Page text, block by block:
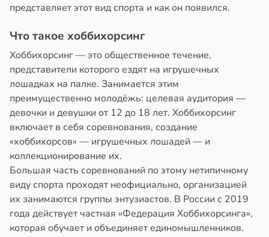
представляет этот вид спорта и как он появился.
Что такое хоббихорсинг
Хоббихорсинг — это общественное течение,
представители которого ездят на игрушечных
лошадках на палке. Занимается этим
преимущественно молодёжь: целевая аудитория —
девочки и девушки от 12 до 18 лет. Хоббихорсинг
включает в себя соревнования, создание
«хоббихорсов» — игрушечных лошадей — и
коллекционирование их.
Большая часть соревнований по этому нетипичному
виду спорта проходят неофициально, организацией
их занимаются группы энтузиастов. В России с 2019
года действует частная «Федерация Хоббихорсинга»,
которая обучает и объединяет единомышленников.